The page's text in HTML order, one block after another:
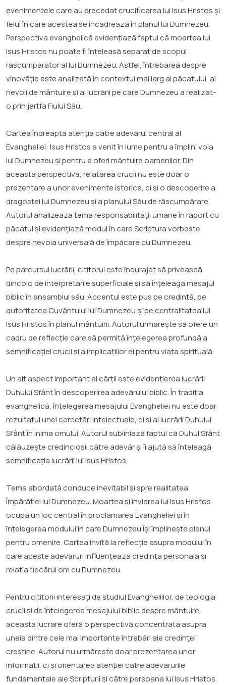
evenimentele care au precedat crucificarea lui Isus Hristos și
felul în care acestea se încadrează în planul lui Dumnezeu.
Perspectiva evanghelică evidențiază faptul că moartea lui
Isus Hristos nu poate fi înțeleasă separat de scopul
răscumpărător al lui Dumnezeu. Astfel, întrebarea despre
vinovăție este analizată în contextul mai larg al păcatului, al
nevoii de mântuire și al lucrării pe care Dumnezeu a realizat-
o prin jertfa Fiului Său.
Cartea îndreaptă atenția către adevărul central al
Evangheliei: Isus Hristos a venit în lume pentru a împlini voia
lui Dumnezeu și pentru a oferi mântuire oamenilor. Din
această perspectivă, relatarea crucii nu este doar o
prezentare a unor evenimente istorice, ci și o descoperire a
dragostei lui Dumnezeu și a planului Său de răscumpărare.
Autorul analizează tema responsabilității umane în raport cu
păcatul și evidențiază modul în care Scriptura vorbește
despre nevoia universală de împăcare cu Dumnezeu.
Pe parcursul lucrării, cititorul este încurajat să privească
dincolo de interpretările superficiale și să înțeleagă mesajul
biblic în ansamblul său. Accentul este pus pe credință, pe
autoritatea Cuvântului lui Dumnezeu și pe centralitatea lui
Isus Hristos în planul mântuirii. Autorul urmărește să ofere un
cadru de reflecție care să permită înțelegerea profundă a
semnificației crucii și a implicațiilor ei pentru viața spirituală.
Un alt aspect important al cărții este evidențierea lucrării
Duhului Sfânt în descoperirea adevărului biblic. În tradiția
evanghelică, înțelegerea mesajului Evangheliei nu este doar
rezultatul unei cercetări intelectuale, ci și al lucrării Duhului
Sfânt în inima omului. Autorul subliniază faptul că Duhul Sfânt
călăuzește credincioșii către adevăr și îi ajută să înțeleagă
semnificația lucrării lui Isus Hristos.
Tema abordată conduce inevitabil și spre realitatea
Împărăției lui Dumnezeu. Moartea și învierea lui Isus Hristos
ocupă un loc central în proclamarea Evangheliei și în
înțelegerea modului în care Dumnezeu Își împlinește planul
pentru omenire. Cartea invită la reflecție asupra modului în
care aceste adevăruri influențează credința personală și
relația fiecărui om cu Dumnezeu.
Pentru cititorii interesați de studiul Evangheliilor, de teologia
crucii și de înțelegerea mesajului biblic despre mântuire,
această lucrare oferă o perspectivă concentrată asupra
uneia dintre cele mai importante întrebări ale credinței
creștine. Autorul nu urmărește doar prezentarea unor
informații, ci și orientarea atenției către adevărurile
fundamentale ale Scripturii și către persoana lui Isus Hristos.